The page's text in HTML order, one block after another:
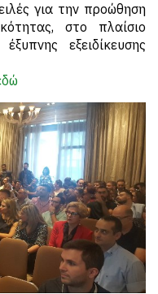
για την προώθηση
στο πλαίσιο
εξειδίκευσης